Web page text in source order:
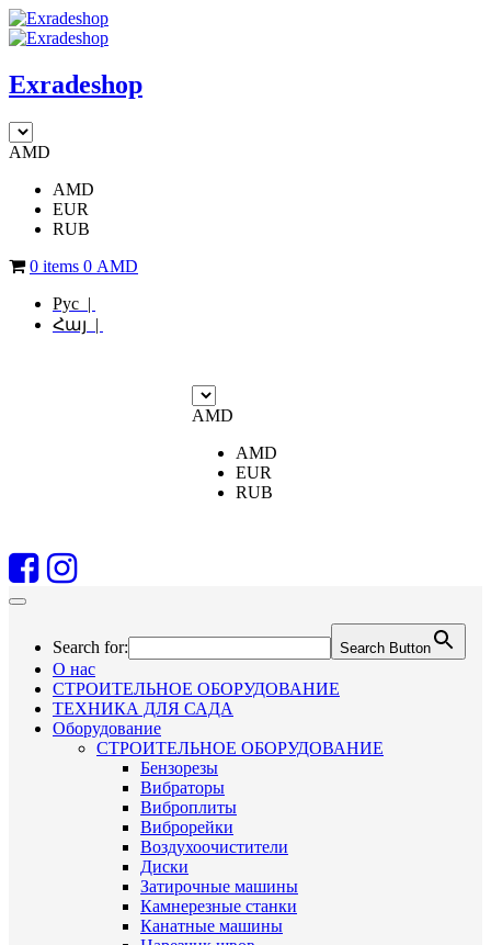
Exradeshop
AMD
AMD
EUR
RUB
0 items 0 AMD
Рус |
Հայ |
AMD
AMD
EUR
RUB
Search for: Search Button
О нас
СТРОИТЕЛЬНОЕ ОБОРУДОВАНИЕ
ТЕХНИКА ДЛЯ САДА
Оборудование
СТРОИТЕЛЬНОЕ ОБОРУДОВАНИЕ
Бензорезы
Вибраторы
Виброплиты
Виброрейки
Воздухоочистители
Диски
Затирочные машины
Камнерезные станки
Канатные машины